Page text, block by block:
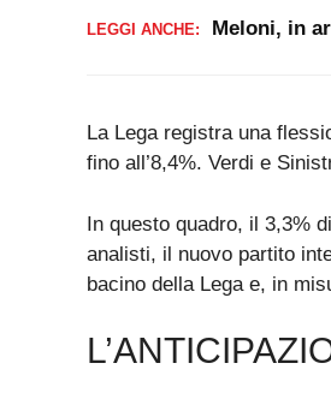
LEGGI ANCHE: Meloni, in
La Lega registra una
fino all’8,4%. Verdi e
In questo quadro, il 3,3%
analisti, il nuovo partito
bacino della Lega e, in